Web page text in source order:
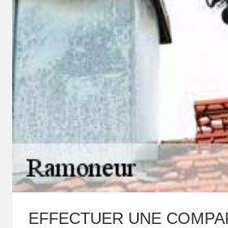
EFFECTUER UNE